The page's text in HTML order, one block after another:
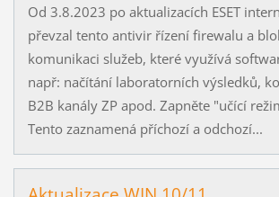
Od 3.8.2023 po aktualizacích ESET
převzal tento antivir řízení firewalu a
komunikaci služeb, které využívá
např: načítání laboratorních výsledků,
B2B kanály ZP apod. Zapněte "učící
Tento zaznamená příchozí a odchozí...